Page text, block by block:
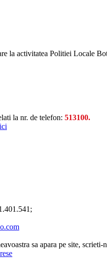
la activitatea Politiei Locale
la nr. de telefon: 513100.
sa apara pe site, scrieti-